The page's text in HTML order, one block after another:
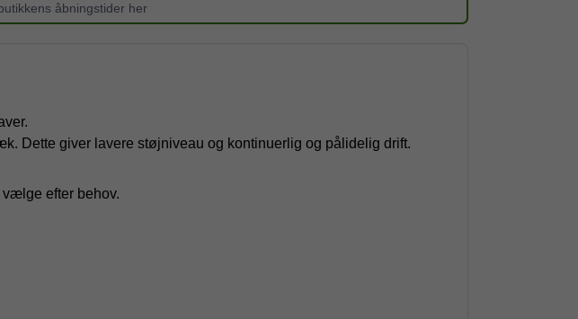
åbningstider her
Dette giver lavere støjniveau og kontinuerlig og pålidelig drift.
efter behov.